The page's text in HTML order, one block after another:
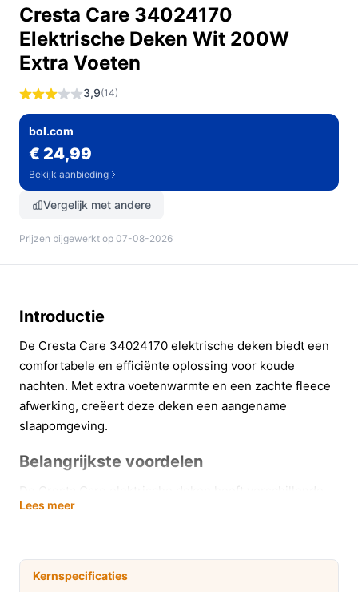
Cresta Care 34024170
Elektrische Deken Wit 200W
Extra Voeten
3,9(14)
bol.com
€ 24,99
Bekijk aanbieding
Vergelijk met andere
Prijzen bijgewerkt op 07-08-2026
Introductie
De Cresta Care 34024170 elektrische deken biedt een
comfortabele en efficiënte oplossing voor koude
nachten. Met extra voetenwarmte en een zachte fleece
afwerking, creëert deze deken een aangename
slaapomgeving.
Belangrijkste voordelen
voordelen die het slapen aangenamer maken.
verwarmen, wat bijdraagt aan een betere
nachtrust.
Lees meer
Kernspecificaties